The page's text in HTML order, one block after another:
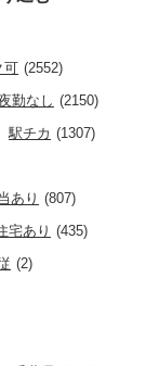
可 (2552)
勤なし (2150)
駅チカ (1307)
あり (807)
宅あり (435)
(2)